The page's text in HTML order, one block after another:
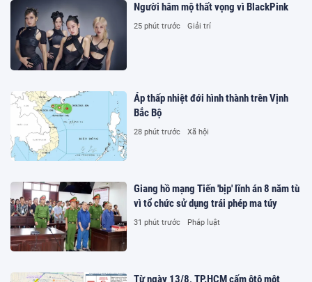
Người hâm mộ thất vọng vì BlackPink
25 phút trước Giải trí
Áp thấp nhiệt đới hình thành trên Vịnh
Bắc Bộ
28 phút trước Xã hội
Giang hồ mạng Tiến 'bịp' lĩnh án 8 năm tù
vì tổ chức sử dụng trái phép ma túy
31 phút trước Pháp luật
Từ ngày 13/8, TP.HCM cấm ôtô một